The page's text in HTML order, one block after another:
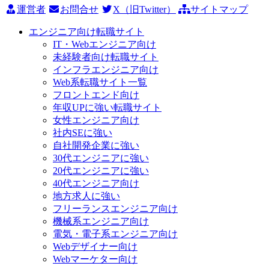
運営者 お問合せ X（旧Twitter） サイトマップ
エンジニア向け転職サイト
IT・Webエンジニア向け
未経験者向け転職サイト
インフラエンジニア向け
Web系転職サイト一覧
フロントエンド向け
年収UPに強い転職サイト
女性エンジニア向け
社内SEに強い
自社開発企業に強い
30代エンジニアに強い
20代エンジニアに強い
40代エンジニア向け
地方求人に強い
フリーランスエンジニア向け
機械系エンジニア向け
電気・電子系エンジニア向け
Webデザイナー向け
Webマーケター向け